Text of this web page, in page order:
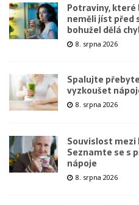
Potraviny,
neměli jíst před
bohužel dělá
8. srpna 2026
Spalujte
vyzkoušet
8. srpna 2026
Souvislost mezi
Seznamte se s
nápoje
8. srpna 2026